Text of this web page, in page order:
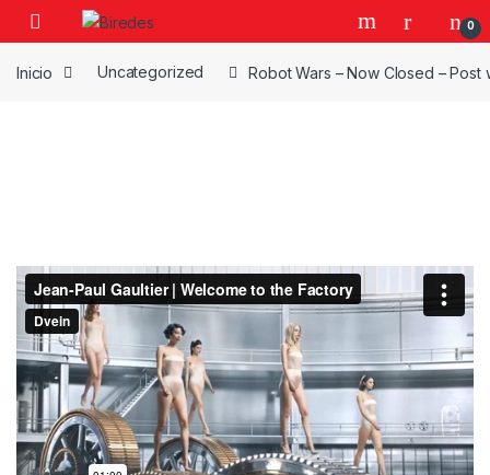
Skip to navigation
Skip to content
0
Inicio Uncategorized Robot Wars – Now Closed – Post